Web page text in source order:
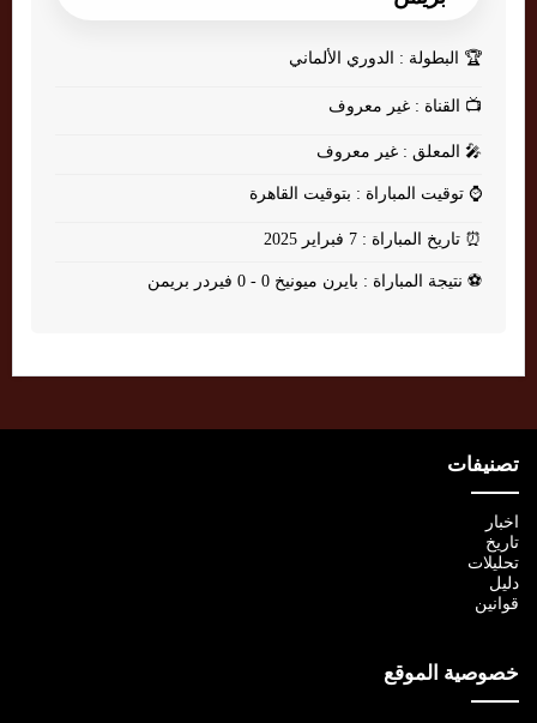
🏆 البطولة : الدوري الألماني
📺 القناة : غير معروف
🎤 المعلق : غير معروف
⌚ توقيت المباراة : بتوقيت القاهرة
⏰ تاريخ المباراة : 7 فبراير 2025
⚽ نتيجة المباراة : بايرن ميونيخ 0 - 0 فيردر بريمن
تصنيفات
اخبار
تاريخ
تحليلات
دليل
قوانين
خصوصية الموقع